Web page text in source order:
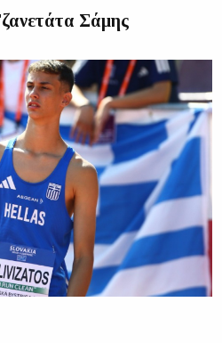
Σάμης